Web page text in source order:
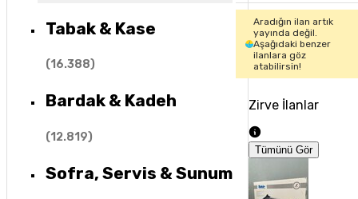
Tabak & Kase
(16.388)
Bardak & Kadeh
(12.819)
Sofra, Servis & Sunum
Aradığın ilan artık
yayında değil.
Aşağıdaki benzer
ilanlara göz
atabilirsin!
Zirve İlanlar
Tümünü Gör